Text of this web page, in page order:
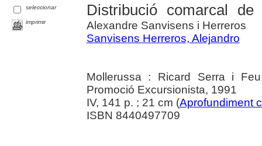
seleccionar
imprimir
Distribució comarcal
Alexandre Sanvisens i Herreros
Sanvisens Herreros, Alejandro
Mollerussa : Ricard Serra i
Promoció Excursionista, 1991
IV, 141 p. ; 21 cm (Aprofundiment
ISBN 8440497709